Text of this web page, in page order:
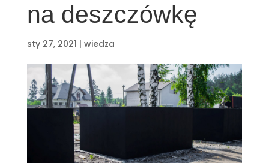
na deszczówkę
sty 27, 2021 | wiedza